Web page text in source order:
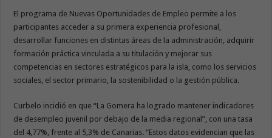
El programa de Nuevas Oportunidades de Empleo permite a los
participantes acceder a su primera experiencia profesional,
desarrollar funciones en distintas áreas de la administración, adquirir
formación práctica vinculada a su titulación y mejorar sus
competencias en sectores estratégicos para la isla, como los servicios
sociales, el sector primario, la sostenibilidad o la gestión pública.
Curbelo incidió en que “La Gomera ha logrado mantener indicadores
de desempleo juvenil por debajo de la media regional”, con una tasa
del 4,77%, frente al 5,3% de Canarias. “Estos datos evidencian que las